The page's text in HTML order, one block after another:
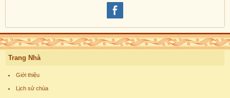
Trang Nhà
Giới thiệu
Lịch sử chùa